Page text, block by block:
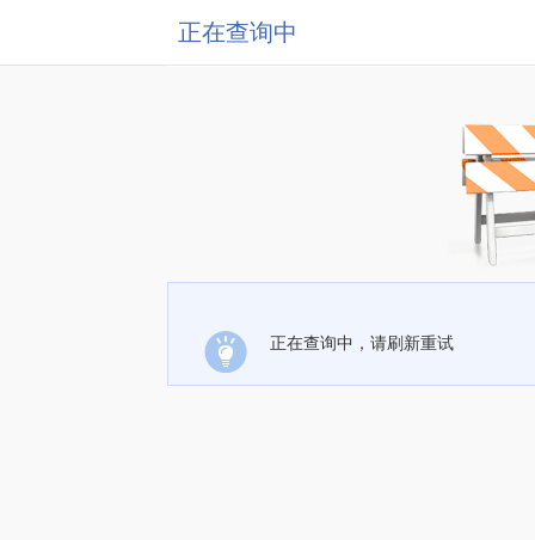
正在查询中
正在查询中，请刷新重试